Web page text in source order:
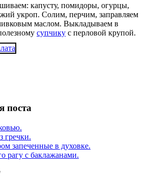
капусту, помидоры, огурцы,
укроп. Солим, перчим, заправляем
маслом. Выкладываем в
супчику с перловой крупой.
поста
гречки.
запеченные в духовке.
рагу с баклажанами.